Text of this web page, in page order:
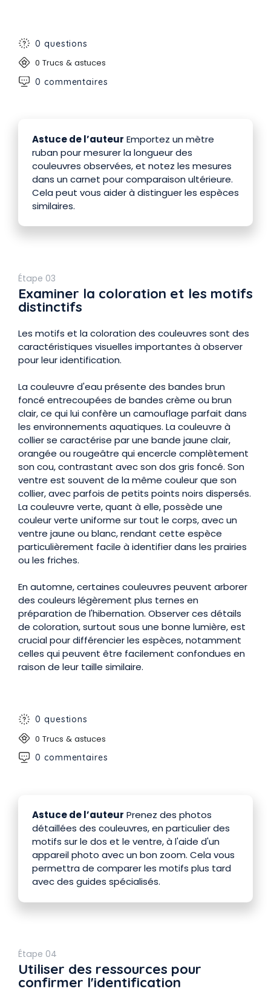
0 questions
0 Trucs & astuces
0 commentaires
Astuce de l’auteur Emportez un mètre
ruban pour mesurer la longueur des
couleuvres observées, et notez les mesures
dans un carnet pour comparaison ultérieure.
Cela peut vous aider à distinguer les espèces
similaires.
Étape 03
Examiner la coloration et les motifs
distinctifs
Les motifs et la coloration des couleuvres sont des
caractéristiques visuelles importantes à observer
pour leur identification.
La couleuvre d'eau présente des bandes brun
foncé entrecoupées de bandes crème ou brun
clair, ce qui lui confère un camouflage parfait dans
les environnements aquatiques. La couleuvre à
collier se caractérise par une bande jaune clair,
orangée ou rougeâtre qui encercle complètement
son cou, contrastant avec son dos gris foncé. Son
ventre est souvent de la même couleur que son
collier, avec parfois de petits points noirs dispersés.
La couleuvre verte, quant à elle, possède une
couleur verte uniforme sur tout le corps, avec un
ventre jaune ou blanc, rendant cette espèce
particulièrement facile à identifier dans les prairies
ou les friches.
En automne, certaines couleuvres peuvent arborer
des couleurs légèrement plus ternes en
préparation de l'hibernation. Observer ces détails
de coloration, surtout sous une bonne lumière, est
crucial pour différencier les espèces, notamment
celles qui peuvent être facilement confondues en
raison de leur taille similaire.
0 questions
0 Trucs & astuces
0 commentaires
Astuce de l’auteur Prenez des photos
détaillées des couleuvres, en particulier des
motifs sur le dos et le ventre, à l'aide d'un
appareil photo avec un bon zoom. Cela vous
permettra de comparer les motifs plus tard
avec des guides spécialisés.
Étape 04
Utiliser des ressources pour
confirmer l'identification